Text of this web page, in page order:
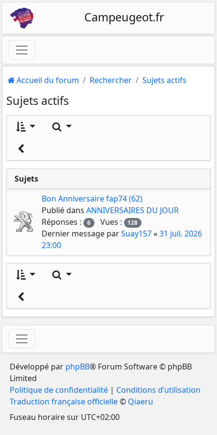
Campeugeot.fr
Accueil du forum Rechercher Sujets actifs
Sujets actifs
Rechercher
Sujets
Bon Anniversaire fap74 (62)
Publié dans ANNIVERSAIRES DU JOUR
Réponses :
6 Vues : 128
Dernier message parSuay157«31 juil. 2026
23:00
Rechercher
Développé par phpBB® Forum Software © phpBB
Limited
Politique de confidentialité | Conditions d’utilisation
Traduction française officielle© Qiaeru
Fuseau horaire sur UTC+02:00